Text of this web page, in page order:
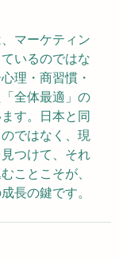
マーケティン
いるのではな
理・商習慣・
全体最適」の
す。日本と同
ではなく、現
つけて、それ
ことこそが、
長の鍵です。